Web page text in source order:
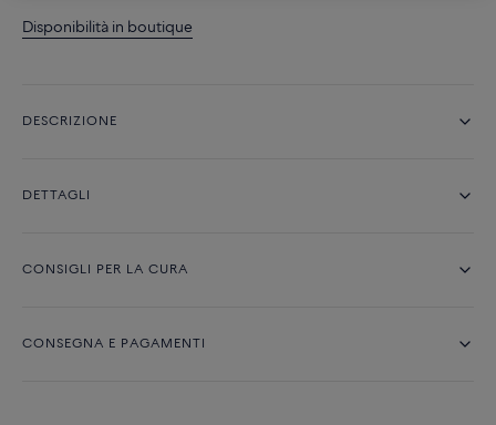
Disponibilità in boutique
DESCRIZIONE
DETTAGLI
CONSIGLI PER LA CURA
CONSEGNA E PAGAMENTI